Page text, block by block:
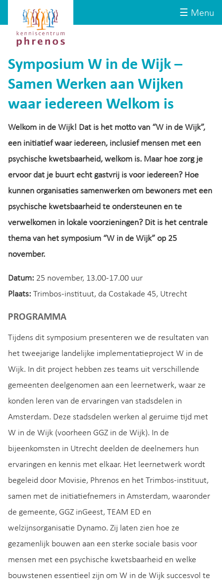
☰ Menu
Kenniscentrum
Phrenos
website
Symposium W in de Wijk –
Samen Werken aan Wijken
waar iedereen Welkom is
Welkom in de Wijk! Dat is het motto van “W in de Wijk”,
een initiatief waar iedereen, inclusief mensen met een
psychische kwetsbaarheid, welkom is. Maar hoe zorg je
ervoor dat je buurt echt gastvrij is voor iedereen? Hoe
kunnen organisaties samenwerken om bewoners met een
psychische kwetsbaarheid te ondersteunen en te
verwelkomen in lokale voorzieningen? Dit is het centrale
thema van het symposium “W in de Wijk” op 25
november.
Datum: 25 november, 13.00-17.00 uur
Plaats: Trimbos-instituut, da Costakade 45, Utrecht
PROGRAMMA
Tijdens dit symposium presenteren we de resultaten van
het tweejarige landelijke implementatieproject W in de
Wijk. In dit project hebben zes teams uit verschillende
gemeenten deelgenomen aan een leernetwerk, waar ze
konden leren van de ervaringen van stadsdelen in
Amsterdam. Deze stadsdelen werken al geruime tijd met
W in de Wijk (voorheen GGZ in de Wijk). In de
bijeenkomsten in Utrecht deelden de deelnemers hun
ervaringen en kennis met elkaar. Het leernetwerk wordt
begeleid door Movisie, Phrenos en het Trimbos-instituut,
samen met de initiatiefnemers in Amsterdam, waaronder
de gemeente, GGZ inGeest, TEAM ED en
welzijnsorganisatie Dynamo. Zij laten zien hoe ze
gezamenlijk bouwen aan een sterke sociale basis voor
mensen met een psychische kwetsbaarheid en welke
bouwstenen essentieel zijn om W in de Wijk succesvol te